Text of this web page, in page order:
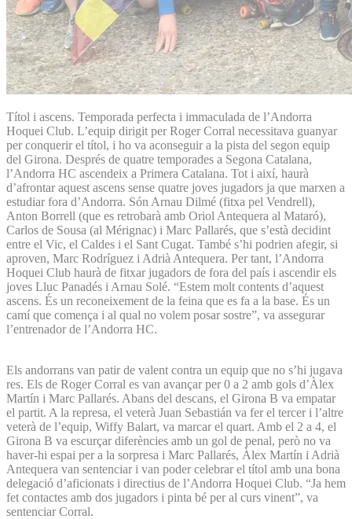
Títol i ascens. Temporada perfecta i immaculada de l’Andorra
Hoquei Club. L’equip dirigit per Roger Corral necessitava guanyar
per conquerir el títol, i ho va aconseguir a la pista del segon equip
del Girona. Després de quatre temporades a Segona Catalana,
l’Andorra HC ascendeix a Primera Catalana. Tot i així, haurà
d’afrontar aquest ascens sense quatre joves jugadors ja que marxen a
estudiar fora d’Andorra. Són Arnau Dilmé (fitxa pel Vendrell),
Anton Borrell (que es retrobarà amb Oriol Antequera al Mataró),
Carlos de Sousa (al Mérignac) i Marc Pallarés, que s’està decidint
entre el Vic, el Caldes i el Sant Cugat. També s’hi podrien afegir, si
aproven, Marc Rodríguez i Adrià Antequera. Per tant, l’Andorra
Hoquei Club haurà de fitxar jugadors de fora del país i ascendir els
joves Lluc Panadés i Arnau Solé. “Estem molt contents d’aquest
ascens. És un reconeixement de la feina que es fa a la base. És un
camí que comença i al qual no volem posar sostre”, va assegurar
l’entrenador de l’Andorra HC.
Els andorrans van patir de valent contra un equip que no s’hi jugava
res. Els de Roger Corral es van avançar per 0 a 2 amb gols d’Àlex
Martín i Marc Pallarés. Abans del descans, el Girona B va empatar
el partit. A la represa, el veterà Juan Sebastián va fer el tercer i l’altre
veterà de l’equip, Wiffy Balart, va marcar el quart. Amb el 2 a 4, el
Girona B va escurçar diferències amb un gol de penal, però no va
haver-hi espai per a la sorpresa i Marc Pallarés, Àlex Martín i Adrià
Antequera van sentenciar i van poder celebrar el títol amb una bona
delegació d’aficionats i directius de l’Andorra Hoquei Club. “Ja hem
fet contactes amb dos jugadors i pinta bé per al curs vinent”, va
sentenciar Corral.